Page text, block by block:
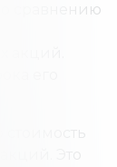
сравнению
Это